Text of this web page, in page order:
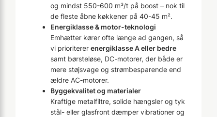
og mindst 550-600 m³/t på boost – nok til
de fleste åbne køkkener på 40-45 m².
Energiklasse & motor-teknologi
Emhætter kører ofte længe ad gangen, så
vi prioriterer energiklasse A eller bedre
samt børsteløse, DC-motorer, der både er
mere støjsvage og strømbesparende end
ældre AC-motorer.
Byggekvalitet og materialer
Kraftige metalfiltre, solide hængsler og tyk
stål- eller glasfront dæmper vibrationer og